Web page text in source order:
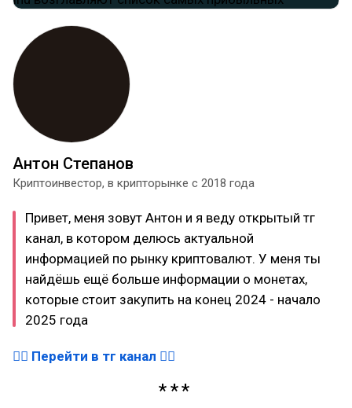
Антон Степанов
Криптоинвестор, в крипторынке с 2018 года
Привет, меня зовут Антон и я веду открытый тг
канал, в котором делюсь актуальной
информацией по рынку криптовалют. У меня ты
найдёшь ещё больше информации о монетах,
которые стоит закупить на конец 2024 - начало
2025 года
👉🏻 Перейти в тг канал 👈🏻